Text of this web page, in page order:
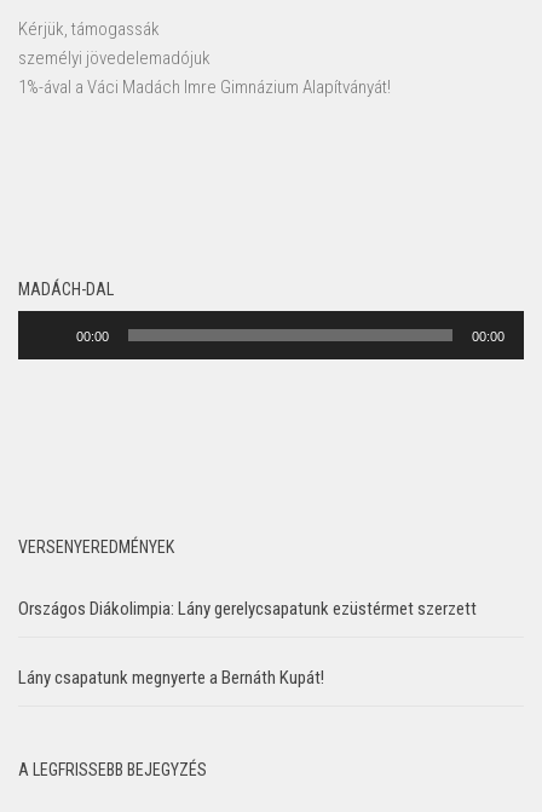
Kérjük, támogassák
személyi jövedelemadójuk
1%-ával a Váci Madách Imre Gimnázium Alapítványát!
MADÁCH-DAL
00:00 00:00
VERSENYEREDMÉNYEK
Országos Diákolimpia: Lány gerelycsapatunk ezüstérmet szerzett
Lány csapatunk megnyerte a Bernáth Kupát!
A LEGFRISSEBB BEJEGYZÉS